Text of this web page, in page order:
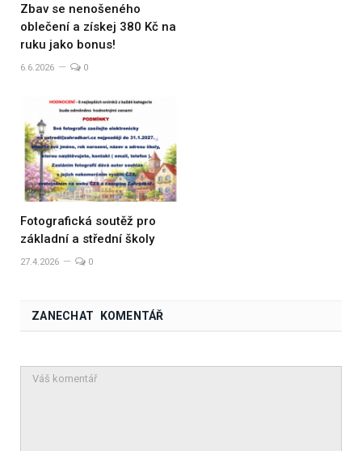
Zbav se nenošeného
oblečení a získej 380 Kč na
ruku jako bonus!
6.6.2026 0
Fotografická soutěž pro
základní a střední školy
27.4.2026 0
ZANECHAT KOMENTÁŘ